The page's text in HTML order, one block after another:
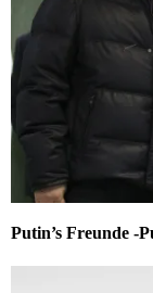
Putin’s Freunde -